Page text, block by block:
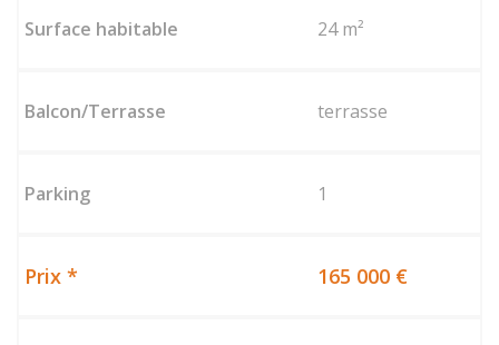
24 m²
terrasse
1
165 000 €